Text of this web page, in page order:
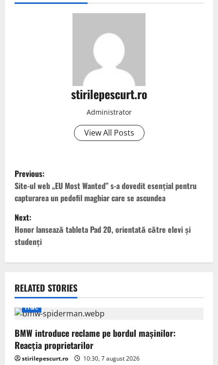
stirilepescurt.ro
Administrator
View All Posts
P
o
s
t
n
v
i
g
a
Previous:
Site-ul web „EU Most Wanted” s-a dovedit esențial pentru
capturarea un pedofil maghiar care se ascundea
Next:
Honor lansează tableta Pad 20, orientată către elevi și
studenți
RELATED STORIES
IT&C
BMW introduce reclame pe bordul mașinilor:
Reacția proprietarilor
stirilepescurt.ro 10:30, 7 august 2026